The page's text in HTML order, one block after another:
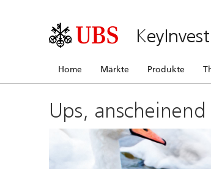
KeyInvest
Home Märkte Produkte
Ups,